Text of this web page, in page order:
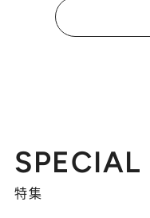
SPECIAL
特集